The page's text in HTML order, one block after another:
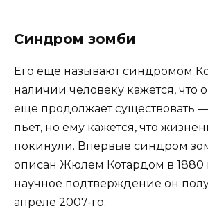
Синдром зомби
Его еще называют синдромом
наличии человеку кажется, что
еще продолжает существовать —
пьет, но ему кажется, что
покинули. Впервые синдром
описан Жюлем Котардом в 1880
научное подтверждение он
апреле 2007-го.